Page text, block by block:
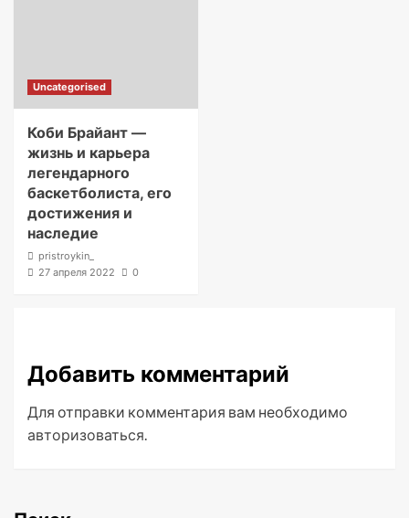
Uncategorised
Коби Брайант —
жизнь и карьера
легендарного
баскетболиста, его
достижения и
наследие
pristroykin_
27 апреля 2022
0
Добавить комментарий
Для отправки комментария вам необходимо
авторизоваться.